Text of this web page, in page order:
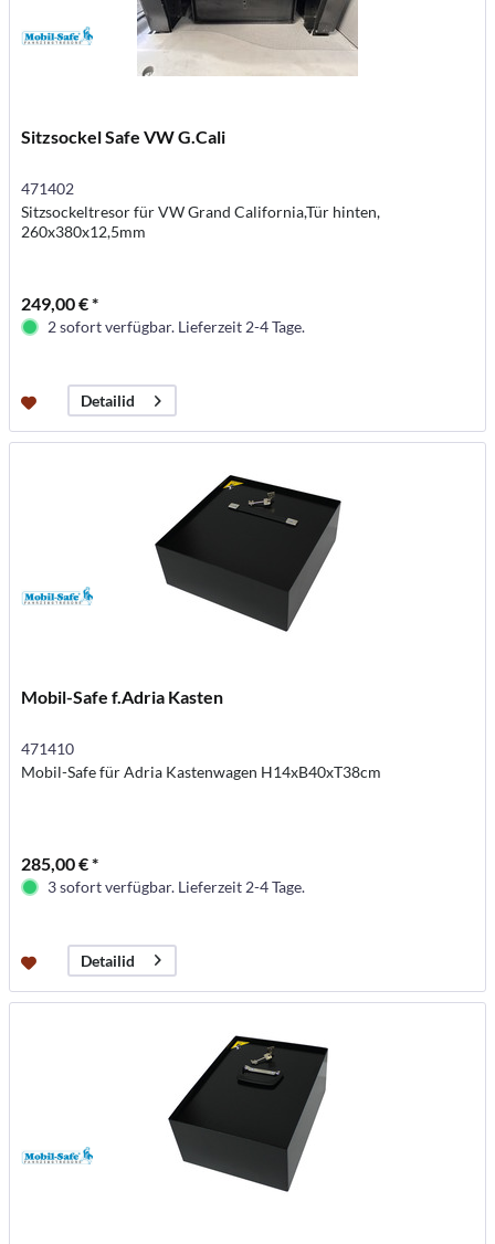
Sitzsockel Safe VW G.Cali
471402
Sitzsockeltresor für VW Grand California,Tür hinten,
260x380x12,5mm
249,00 € *
2 sofort verfügbar. Lieferzeit 2-4 Tage.
Detailid
Mobil-Safe f.Adria Kasten
471410
Mobil-Safe für Adria Kastenwagen H14xB40xT38cm
285,00 € *
3 sofort verfügbar. Lieferzeit 2-4 Tage.
Detailid